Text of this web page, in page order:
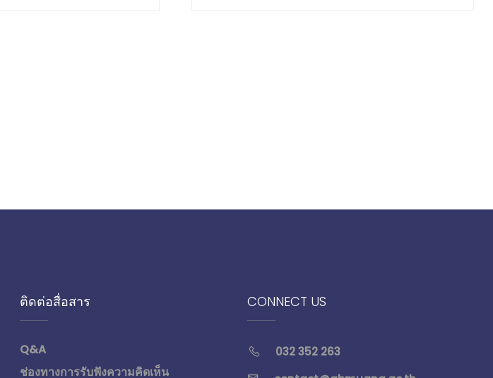
ติดต่อสื่อสาร
Q&A
ช่องทางการรับฟังความคิดเห็น
CONNECT US
032 352 263